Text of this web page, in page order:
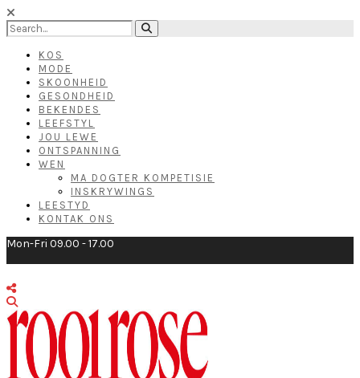
KOS
MODE
SKOONHEID
GESONDHEID
BEKENDES
LEEFSTYL
JOU LEWE
ONTSPANNING
WEN
MA DOGTER KOMPETISIE
INSKRYWINGS
LEESTYD
KONTAK ONS
Mon-Fri 09.00 - 17.00